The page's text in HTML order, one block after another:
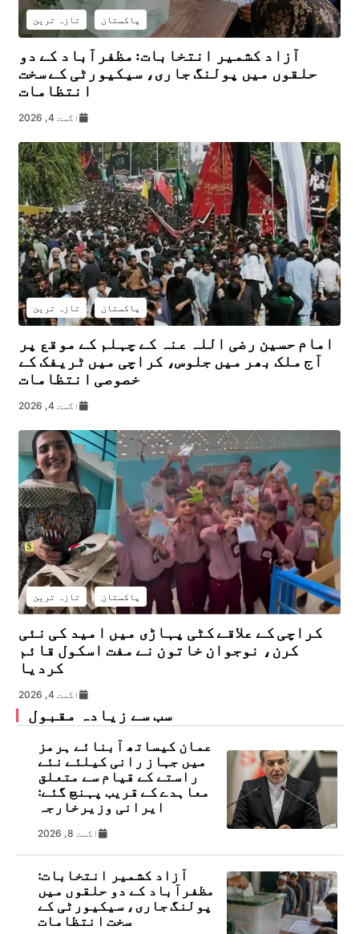
پاکستان تازہ ترین
آزاد کشمیر انتخابات: مظفرآباد کے دو
حلقوں میں پولنگ جاری، سیکیورٹی کے سخت
انتظامات
اگست 4, 2026
پاکستان تازہ ترین
امام حسین رضی اللہ عنہ کے چہلم کے موقع پر
آج ملک بھر میں جلوس، کراچی میں ٹریفک کے
خصوصی انتظامات
اگست 4, 2026
پاکستان تازہ ترین
کراچی کے علاقے کٹی پہاڑی میں امید کی نئی
کرن، نوجوان خاتون نے مفت اسکول قائم
کردیا
اگست 4, 2026
سب سے زیادہ مقبول
عمان کیساتھ آبنائے ہرمز
میں جہاز رانی کیلئے نئے
راستے کے قیام سے متعلق
معاہدے کے قریب پہنچ گئے:
ایرانی وزیرخارجہ
اگست 8, 2026
آزاد کشمیر انتخابات:
مظفرآباد کے دو حلقوں میں
پولنگ جاری، سیکیورٹی کے
سخت انتظامات